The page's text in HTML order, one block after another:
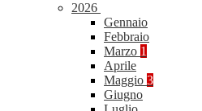
2026
Gennaio
Febbraio
Marzo 1
Aprile
Maggio 3
Giugno